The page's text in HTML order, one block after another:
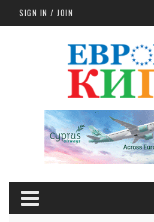
Skip to main content
SIGN IN / JOIN